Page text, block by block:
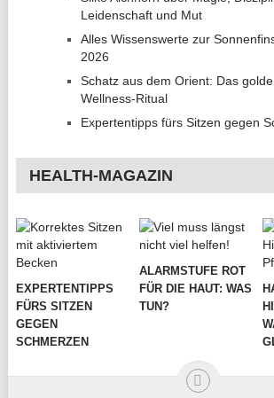
Leidenschaft und Mut
Alles Wissenswerte zur
2026
Schatz aus dem Orient: Das
Wellness-Ritual
Expertentipps fürs Sitzen gegen
HEALTH-MAGAZIN
EXPERTENTIPPS
FÜRS SITZEN
GEGEN
SCHMERZEN
ALARMSTUFE ROT
FÜR DIE HAUT: WAS
TUN?